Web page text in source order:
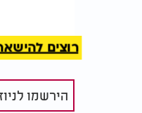
רוצים
הירשמו